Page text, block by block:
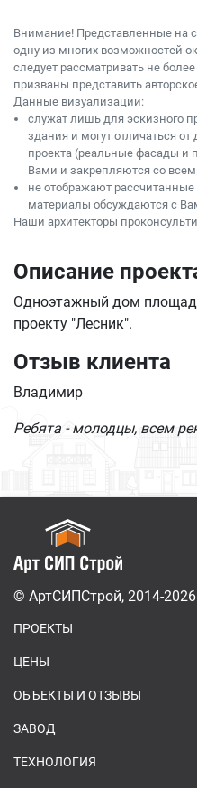
Внимание! Представленные на
одну из многих возможностей
следует рассматривать не
призваны представить
Данные визуализации:
служат лишь для эскизного
здания и могут отличаться
проекта (реальные фасады и
Вами и закрепляются со
не отображают
материалы обсуждаются с
Наши архитекторы
Описание
Одноэтажный дом
проекту "Лесник".
Отзыв клиента
Владимир
Ребята - молодцы, всем
© АртСИПСтрой, 2014-2026
ПРОЕКТЫ
ЦЕНЫ
ОБЪЕКТЫ И ОТЗЫВЫ
ЗАВОД
ТЕХНОЛОГИЯ